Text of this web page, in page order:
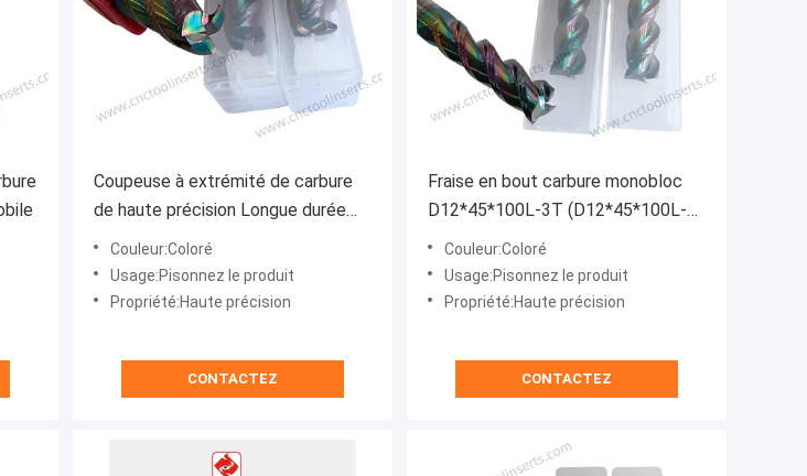
Coupeuse à extrémité de carbure
de haute précision Longue durée
D20*45*100L-55°
Couleur:Coloré
Usage:Pisonnez le produit
Propriété:Haute précision
CONTACTEZ
Fraise en bout carbure monobloc
D12*45*100L-3T (D12*45*100L-
55°) 3C Electronics Fraises en bout
personnalisées
Couleur:Coloré
Usage:Pisonnez le produit
Propriété:Haute précision
CONTACTEZ